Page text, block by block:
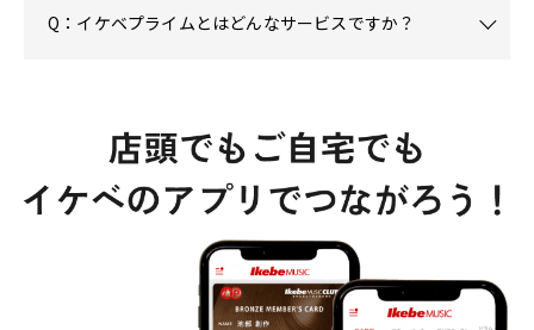
Q：イケベプライムとはどんなサービスですか？